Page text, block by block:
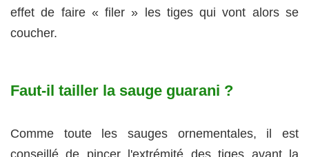
effet de faire « filer » les tiges qui vont alors se
coucher.
Faut-il tailler la sauge guarani ?
Comme toute les sauges ornementales, il est